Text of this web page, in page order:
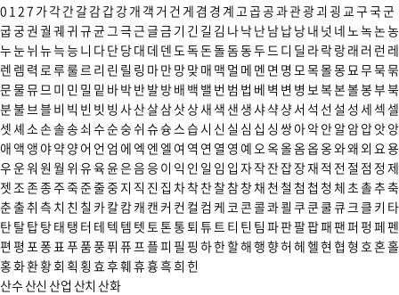
0 1 27 가각간갈감갑강개 객 거 건 게 겸 경 계 고 곱공과관광괴 굉 교 구국군
굽궁권 궐 궤귀 규균그극근글금기 긴 길 김 나낙난남납낭내 넛 네 노 녹논농
누눈뉘 뉴늑능 니 다단당대 데 덴 도 독돈돌돔동두 드 디 딜 라락랑래 러 런 레
렌 렘 력 로 루룰 르 리 린 릴 링 마만망맞매 맥 멀 메 멘 면 명 모 목몰몽 묘 무묵묶
문물뮤 므 미 민 밀 밑 바박반발방배 백 밸 번 범 법 베 벽 변 병 보 복본볼봉부북
분불 브 블 비 빅 빈 빗 빙 사산살삼삿상새 색 샌 생샤샥샹서 석 선 설 성 세 섹 셀
셋셰 소손솔송쇠 수순숭쉬 슈슝 스습 시 신 실 심 십 싱 쌍아악안알암압앗앙
애 액 앵 야약양어 언 엄 에 엑 엔 엘 여 역 연 열 영 예 오 옥올옴옵옹와왜 외 요 용
우운워 원 월 위 유육윤은음응 이 익 인 일 임 입 자작잔잡장재 적 전 절 점 정 제
젯 조존종주죽준줄중 지 직 진 집 차착찬찰참창채 천 철 첨 첩 청 체 초촐추축
춘출취 측 치 친 칠 카칼캄캐 캔 커 컨 컬 컴 케 코 콘콜콰쾰 쿠쿤쿨큐 크 클 키 타
탄탈탑탕태 탱 터 테 텍 템 텟 토 톤통퇴 튜 트 티 틴 팀 파판팔팝패팬퍼 펑 페펜
편 평 포 퐁 표 푸품풍퓌 퓨 프 플피 필 핑 하한할해행향허 헤헬현 협 형 호혼홀
홍화환황회 획 횡 효후훼휴흉흑희 힌
산수 산신 산업 산치 산화